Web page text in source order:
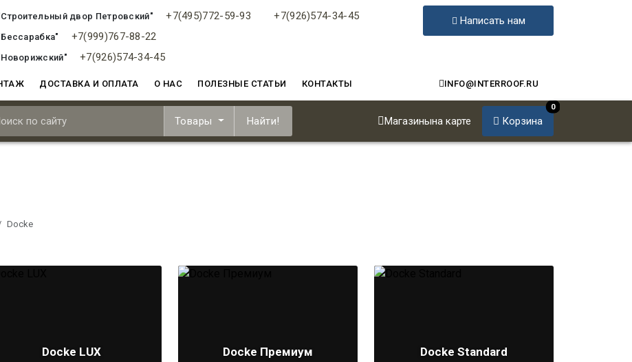
двор Петровский" +7(495)772-59-93 +7(926)574-34-45
+7(999)767-88-22
+7(926)574-34-45
Написать нам
ДОСТАВКА И ОПЛАТА О НАС ПОЛЕЗНЫЕ СТАТЬИ КОНТАКТЫ INFO@INTERROOF.RU
Товары Найти! Магазинына карте Корзина
0
Docke
Docke LUX Docke Премиум Docke Standard